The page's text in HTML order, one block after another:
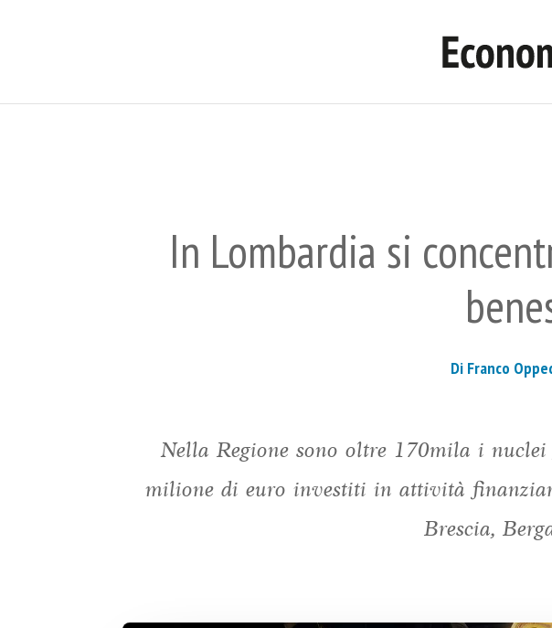
In Lombardia si
Di Franco
Nella Regione sono oltre 170mila i
milione di euro investiti in attività
Brescia,